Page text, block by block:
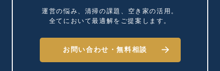
運営の悩み、清掃の課題、 空き家の活用。
全てにおいて最適解を ご提案します。
お問い合わせ・無料相談